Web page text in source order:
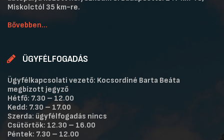
Miskolctól 35 km-re.
Bővebben...
ÜGYFÉLFOGADÁS
Ügyfélkapcsolati vezető: Kocsordiné Barta Beáta
megbízott jegyző
Hétfő: 7.30 – 12.00
Kedd: 7.30 – 17.00
Szerda: ügyfélfogadás nincs
Csütörtök: 12.30 – 16.00
Péntek: 7.30 – 12.00